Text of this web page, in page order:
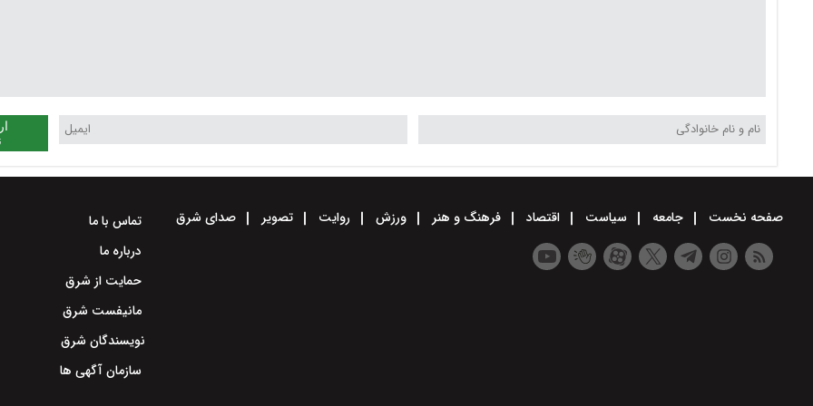
صفحه نخست جامعه سیاست اقتصاد فرهنگ و هنر ورزش روایت تصویر صدای شرق
تماس با ما
درباره ما
حمایت از شرق
مانیفست شرق
نویسندگان شرق
سازمان آگهی ها